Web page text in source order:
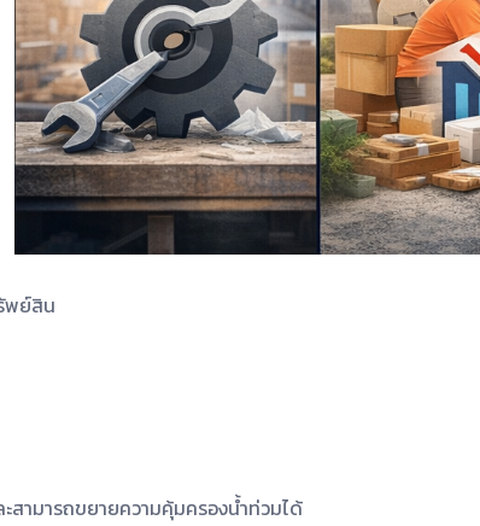
พย์สิน
สามารถขยายความคุ้มครองน้ำท่วมได้